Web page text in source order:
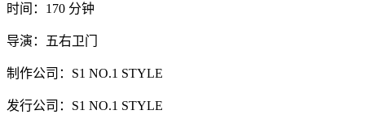
时间：170 分钟
导演：五右卫门
制作公司：S1 NO.1 STYLE
发行公司：S1 NO.1 STYLE